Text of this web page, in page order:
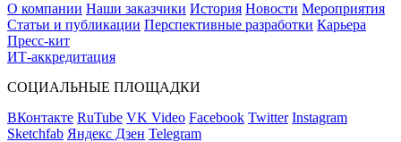
О компании Наши заказчики История Новости Мероприятия
Статьи и публикации Перспективные разработки Карьера
Пресс-кит
ИТ-аккредитация
СОЦИАЛЬНЫЕ ПЛОЩАДКИ
ВКонтакте RuTube VK Video Facebook Twitter Instagram
Sketchfab Яндекс Дзен Telegram